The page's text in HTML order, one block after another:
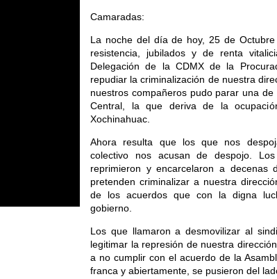
Camaradas:
La noche del día de hoy, 25 de
resistencia, jubilados y de renta
Delegación de la CDMX de la
repudiar la criminalización de nuestra
nuestros compañeros pudo parar una
Central, la que deriva de la
Xochinahuac.
Ahora resulta que los que nos
colectivo nos acusan de despojo.
reprimieron y encarcelaron a decenas
pretenden criminalizar a nuestra
de los acuerdos que con la digna
gobierno.
Los que llamaron a desmovilizar al
legitimar la represión de nuestra
a no cumplir con el acuerdo de la
franca y abiertamente, se pusieron del